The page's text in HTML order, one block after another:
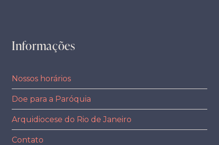
Informações
Nossos horários
Doe para a Paróquia
Arquidiocese do Rio de Janeiro
Contato